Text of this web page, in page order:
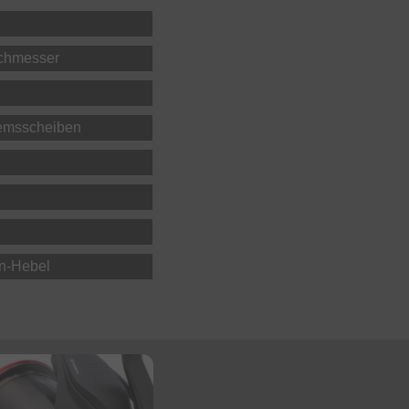
Hebel